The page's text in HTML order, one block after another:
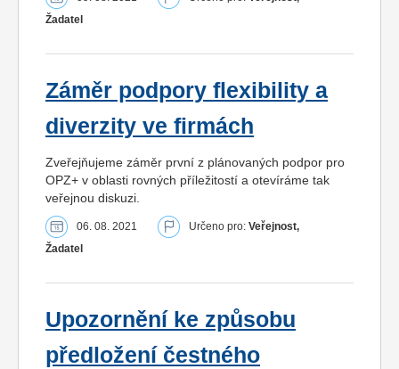
Žadatel
Záměr podpory flexibility a
diverzity ve firmách
Zveřejňujeme záměr první z plánovaných podpor pro
OPZ+ v oblasti rovných příležitostí a otevíráme tak
veřejnou diskuzi.
06. 08. 2021 Určeno pro: Veřejnost,
Žadatel
Upozornění ke způsobu
předložení čestného